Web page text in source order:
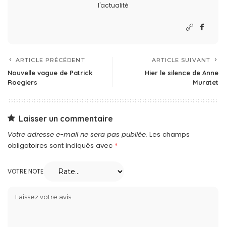
l'actualité
ARTICLE PRÉCÉDENT
Nouvelle vague de Patrick
Roegiers
ARTICLE SUIVANT
Hier le silence de Anne
Muratet
Laisser un commentaire
Votre adresse e-mail ne sera pas publiée. Les champs
obligatoires sont indiqués avec *
VOTRE NOTE